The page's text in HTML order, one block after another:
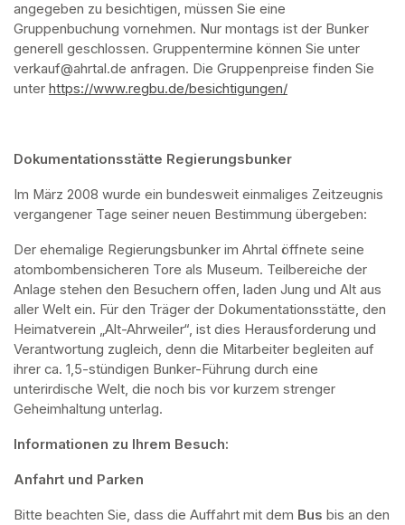
angegeben zu besichtigen, müssen Sie eine
Gruppenbuchung vornehmen. Nur montags ist der Bunker
generell geschlossen. Gruppentermine können Sie unter
verkauf@ahrtal.de anfragen. Die Gruppenpreise finden Sie
unter https://www.regbu.de/besichtigungen/
Dokumentationsstätte Regierungsbunker
Im März 2008 wurde ein bundesweit einmaliges Zeitzeugnis
vergangener Tage seiner neuen Bestimmung übergeben:
Der ehemalige Regierungsbunker im Ahrtal öffnete seine
atombombensicheren Tore als Museum. Teilbereiche der
Anlage stehen den Besuchern offen, laden Jung und Alt aus
aller Welt ein. Für den Träger der Dokumentationsstätte, den
Heimatverein „Alt-Ahrweiler“, ist dies Herausforderung und
Verantwortung zugleich, denn die Mitarbeiter begleiten auf
ihrer ca. 1,5-stündigen Bunker-Führung durch eine
unterirdische Welt, die noch bis vor kurzem strenger
Geheimhaltung unterlag.
Informationen zu Ihrem Besuch:
Anfahrt und Parken
Bitte beachten Sie, dass die Auffahrt mit dem Bus bis an den